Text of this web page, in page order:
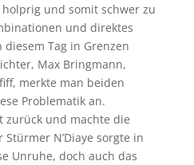
und somit schwer zu
und direktes
diesem Tag in Grenzen
Max Bringmann,
merkte man beiden
Problematik an.
zurück und machte die
N’Diaye sorgte in
Unruhe, doch auch das